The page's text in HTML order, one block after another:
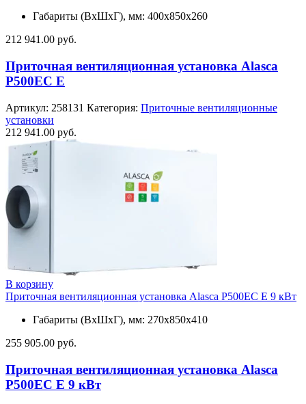
Габариты (ВхШхГ), мм: 400x850x260
212 941.00 руб.
Приточная вентиляционная установка Alasca
P500EC E
Артикул: 258131 Категория: Приточные вентиляционные
установки
212 941.00 руб.
В корзину
Приточная вентиляционная установка Alasca P500EC E 9 кВт
Габариты (ВхШхГ), мм: 270x850x410
255 905.00 руб.
Приточная вентиляционная установка Alasca
P500EC E 9 кВт